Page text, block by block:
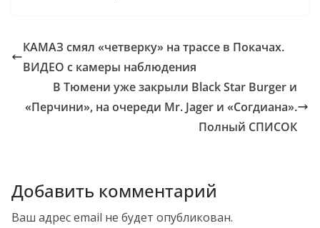
КАМАЗ смял «четверку» на трассе в Покачах.
ВИДЕО с камеры наблюдения
В Тюмени уже закрыли Black Star Burger и
«Перчини», на очереди Mr. Jager и «Согдиана».
Полный СПИСОК
Добавить комментарий
Ваш адрес email не будет опубликован.